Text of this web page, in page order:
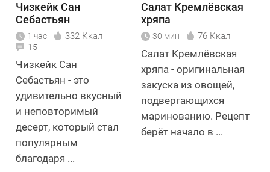
Чизкейк Сан
Себастьян
1 час 332 Ккал
15
Чизкейк Сан
Себастьян - это
удивительно вкусный
и неповторимый
десерт, который стал
популярным
благодаря ...
Салат Кремлёвская
хряпа
30 мин 76 Ккал
Салат Кремлёвская
хряпа - оригинальная
закуска из овощей,
подвергающихся
маринованию. Рецепт
берёт начало в ...